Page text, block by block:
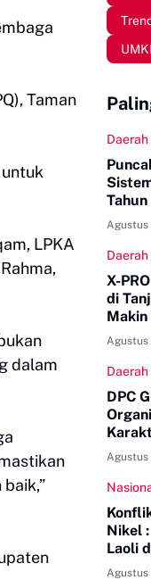
Taman
LPKA
dalam
Daerah
Agustus
Daerah
X-
di
Agustus
Daerah
DPC
Agustus
Nikel
Laoli
PT
Agustus